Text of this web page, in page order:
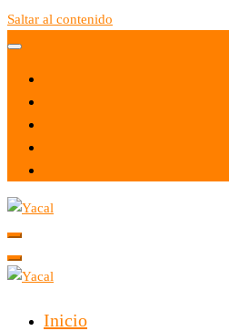
Saltar al contenido
Yacal micro hosting
Inicio